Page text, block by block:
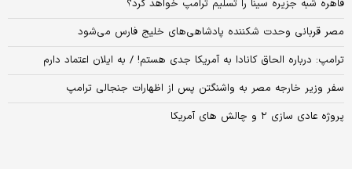
قاهره شبه جزیره سینا را تسلیم ترامپ خواهد کرد؟
مصر قربانی وحدت شکننده پادشاهی‌های خلیج فارس می‌شود
ترامپ: درباره الحاق کانادا به آمریکا جدی هستم! / به ایلان اعتماد دارم
سفر وزیر خارجه مصر به واشنگتن پس از اظهارات جنجالی ترامپ
پروژه عادی سازی ۲ و چالش‌ های آمریکا